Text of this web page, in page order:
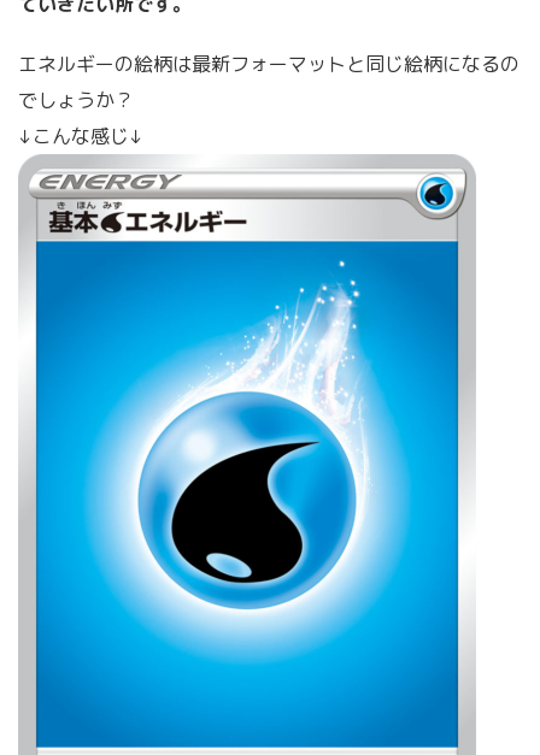
エネルギーの絵柄は最新フォーマットと同じ絵柄になるの
でしょうか？
↓こんな感じ↓